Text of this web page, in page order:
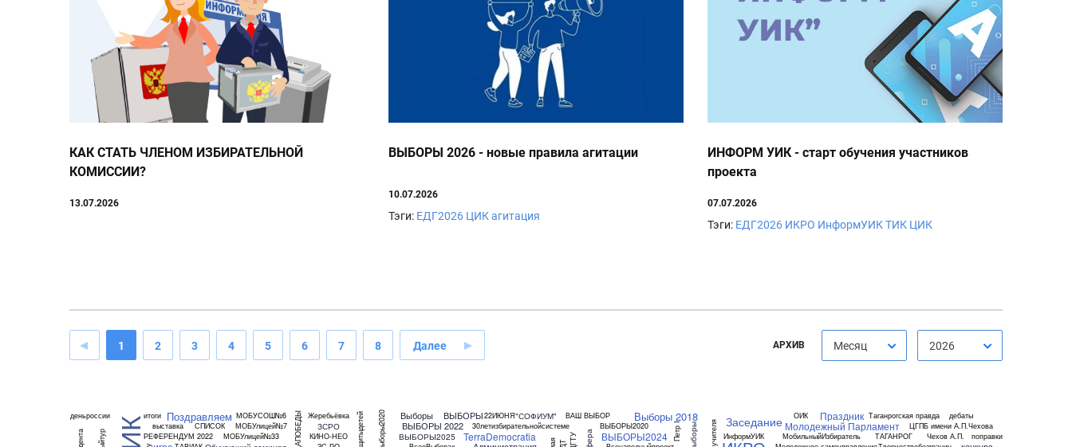
КАК СТАТЬ ЧЛЕНОМ ИЗБИРАТЕЛЬНОЙ
КОМИССИИ?
13.07.2026
ВЫБОРЫ 2026 - новые правила агитации
10.07.2026
Тэги: ЕДГ2026 ЦИКагитация
ИНФОРМ УИК - старт обучения участников
проекта
07.07.2026
Тэги: ЕДГ2026 ИКРО ИнформУИКТИК ЦИК
1 2 3 4 5 6 7 8 Далее АРХИВ Месяц 2026
"СОФИУМ"
22ИЮНЯ
30летизбирательнойсистеме
TerraDemocratia
ВАШ ВЫБОР
ВЫБОРЫ
ВЫБОРЫ 2022
ВЫБОРЫ2020
ВЫБОРЫ2024
ВЫБОРЫ2025
Выборы Выборы 2018
Выборы2020 ДГТУ
Жеребьёвка
ЗСРО Заседание
ИнформУИК
КИНО-НЕО
ЛИЦАПОБЕДЫ
МОБУСОШ№6
МОБУлицей№33
МОБУлицей№7
МобильныйИзбиратель
Молодежный Парламент
ОИК
Петр I
Поздравляем Праздник
РЕФЕРЕНДУМ 2022
СПИСОК
ТАГАНРОГ
Таганрогская правда
ЦГПБ имени А.П.Чехова
Чехов А.П.
выставка
дебаты
деньроссии итоги
поправки